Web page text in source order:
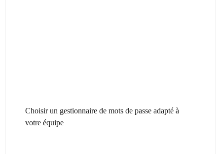
Choisir un gestionnaire de mots de passe adapté à
votre équipe